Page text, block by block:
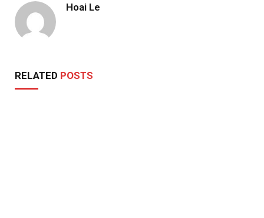
Hoai Le
RELATED POSTS